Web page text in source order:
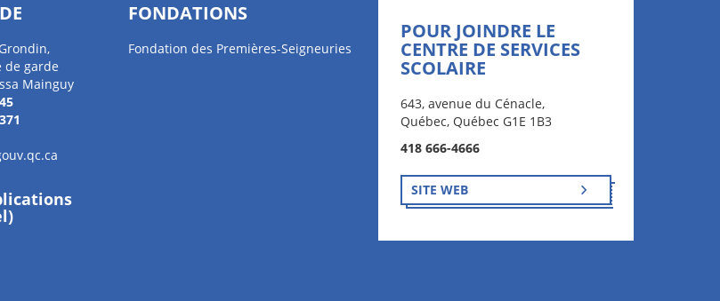
de garde
Mainguy
FONDATIONS
Fondation des Premières-Seigneuries
POUR JOINDRE LE
CENTRE DE SERVICES
SCOLAIRE
643, avenue du Cénacle,
Québec, Québec G1E 1B3
418 666-4666
SITE WEB